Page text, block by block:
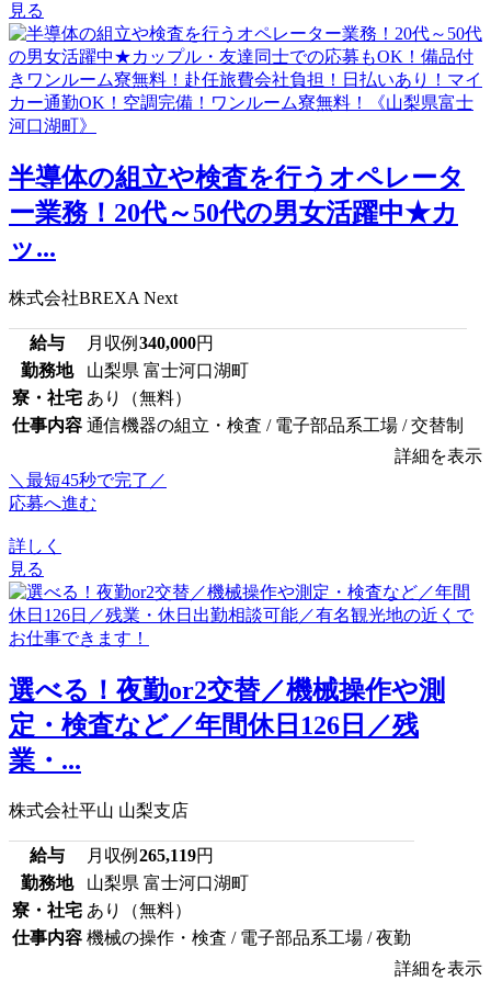
見る
半導体の組立や検査を行うオペレータ
ー業務！20代～50代の男女活躍中★カ
ッ...
株式会社BREXA Next
給与 月収例 340,000円
勤務地
山梨県 富士河口湖町
寮・社宅 あり（無料）
仕事内容 通信機器の組立・検査 / 電子部品系工場 / 交替制
詳細を表示
＼最短45秒で完了／
応募へ進む
詳しく
見る
選べる！夜勤or2交替／機械操作や測
定・検査など／年間休日126日／残
業・...
株式会社平山 山梨支店
給与 月収例 265,119円
勤務地
山梨県 富士河口湖町
寮・社宅 あり（無料）
仕事内容 機械の操作・検査 / 電子部品系工場 / 夜勤
詳細を表示